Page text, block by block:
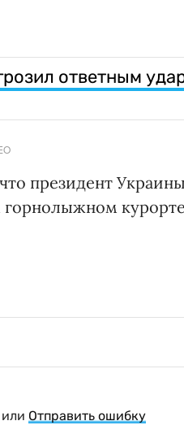
ответным
президент Украины
горнолыжном
Отправить ошибку